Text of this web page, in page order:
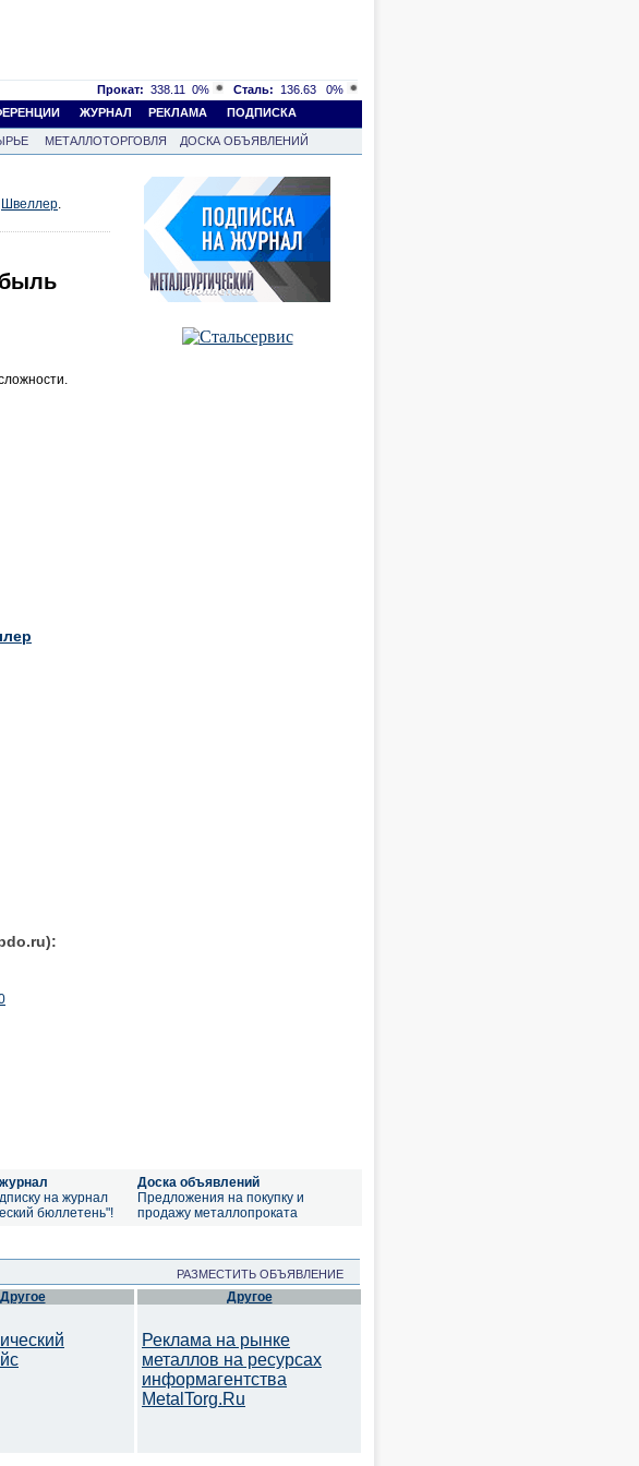
Прокат: 338.11 0% Сталь: 136.63
0%
ЖУРНАЛ РЕКЛАМА ПОДПИСКА
МЕТАЛЛОТОРГОВЛЯ
ДОСКА ОБЪЯВЛЕНИЙ
Швеллер.
на журнал
бюллетень"!
Доска объявлений
Предложения на покупку и
продажу металлопроката
РАЗМЕСТИТЬ ОБЪЯВЛЕНИЕ
Другое Другое
Реклама на рынке
металлов на ресурсах
информагентства
MetalTorg.Ru